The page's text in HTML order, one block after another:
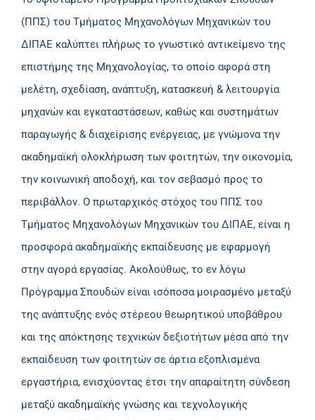
(ΠΠΣ) του Τμήματος Μηχανολόγων Μηχανικών του
ΔΙΠΑΕ καλύπτει πλήρως το γνωστικό αντικείμενο της
επιστήμης της Μηχανολογίας, το οποίο αφορά στη
μελέτη, σχεδίαση, ανάπτυξη, κατασκευή & λειτουργία
μηχανών και εγκαταστάσεων, καθώς και συστημάτων
παραγωγής & διαχείρισης ενέργειας, με γνώμονα την
ακαδημαϊκή ολοκλήρωση των φοιτητών, την οικονομία,
την κοινωνική αποδοχή, και τον σεβασμό προς το
περιβάλλον. Ο πρωταρχικός στόχος του ΠΠΣ του
Τμήματος Μηχανολόγων Μηχανικών του ΔΙΠΑΕ, είναι η
προσφορά ακαδημαϊκής εκπαίδευσης με εφαρμογή
στην αγορά εργασίας. Ακολούθως, το εν λόγω
Πρόγραμμα Σπουδών είναι ισόποσα μοιρασμένο μεταξύ
της ανάπτυξης ενός στέρεου θεωρητικού υποβάθρου
και της απόκτησης τεχνικών δεξιοτήτων μέσα από την
εκπαίδευση των φοιτητών σε άρτια εξοπλισμένα
εργαστήρια, ενισχύοντας έτσι την απαραίτητη σύνδεση
μεταξύ ακαδημαϊκής γνώσης και τεχνολογικής